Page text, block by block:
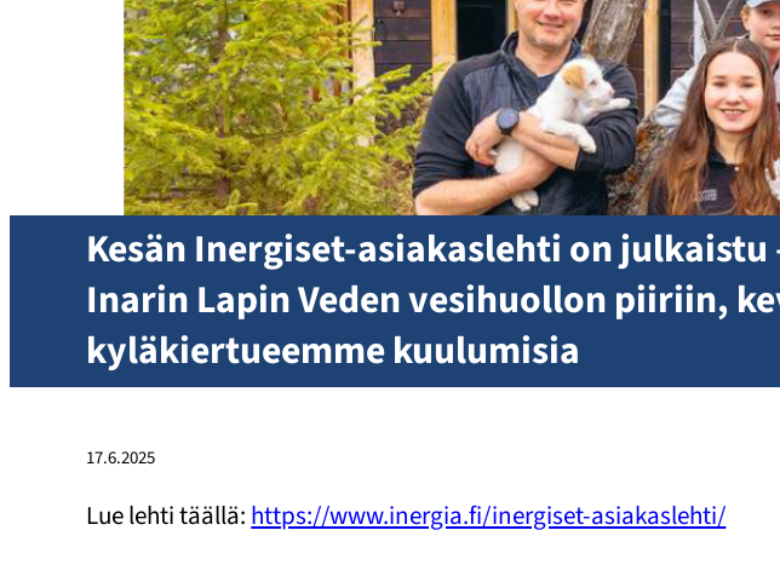
Kesän Inergiset-asiakaslehti on
Inarin Lapin Veden vesihuollon piiriin,
kyläkiertueemme kuulumisia
17.6.2025
Lue lehti täällä: https://www.inergia.fi/inergiset-asiakaslehti/